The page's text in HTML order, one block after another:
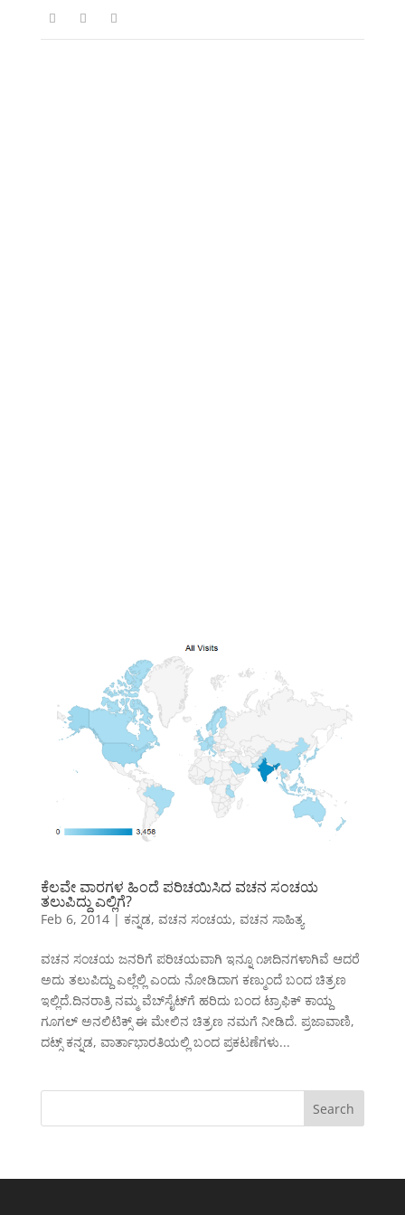
ಕೆಲವೇ ವಾರಗಳ ಹಿಂದೆ ಪರಿಚಯಿಸಿದ ವಚನ ಸಂಚಯ
ತಲುಪಿದ್ದು ಎಲ್ಲಿಗೆ?
Feb 6, 2014| ಕನ್ನಡ, ವಚನ ಸಂಚಯ, ವಚನ ಸಾಹಿತ್ಯ
ವಚನ ಸಂಚಯ ಜನರಿಗೆ ಪರಿಚಯವಾಗಿ ಇನ್ನೂ ೧೫ದಿನಗಳಾಗಿವೆ ಆದರೆ
ಅದು ತಲುಪಿದ್ದು ಎಲ್ಲೆಲ್ಲಿ ಎಂದು ನೋಡಿದಾಗ ಕಣ್ಮುಂದೆ ಬಂದ ಚಿತ್ರಣ
ಇಲ್ಲಿದೆ.ದಿನರಾತ್ರಿ ನಮ್ಮ ವೆಬ್‌ಸೈಟ್‌ಗೆ ಹರಿದು ಬಂದ ಟ್ರಾಫಿಕ್ ಕಾಯ್ದ
ಗೂಗಲ್ ಅನಲಿಟಿಕ್ಸ್ ಈ ಮೇಲಿನ ಚಿತ್ರಣ ನಮಗೆ ನೀಡಿದೆ. ಪ್ರಜಾವಾಣಿ,
ದಟ್ಸ್ ಕನ್ನಡ, ವಾರ್ತಾಭಾರತಿಯಲ್ಲಿ ಬಂದ ಪ್ರಕಟಣೆಗಳು...